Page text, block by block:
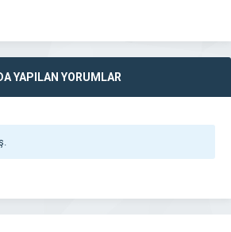
YAPILAN YORUMLAR